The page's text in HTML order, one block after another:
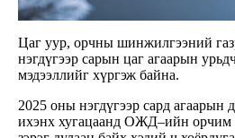
Цаг уур, орчны шинжилгээний
нэгдүгээр сарын цаг агаарын
мэдээллийг хүргэж байна.
2025 оны нэгдүгээр сард агаарын
ихэнх хугацаанд ОЖД–ийн орчим